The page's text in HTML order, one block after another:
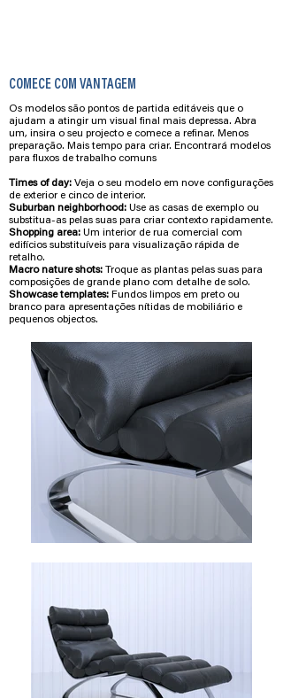
COMECE COM VANTAGEM
​Os modelos são pontos de partida editáveis que o
ajudam a atingir um visual final mais depressa. Abra
um, insira o seu projecto e comece a refinar. Menos
preparação. Mais tempo para criar. Encontrará modelos
para fluxos de trabalho comuns
Times of day: Veja o seu modelo em nove configurações
de exterior e cinco de interior.
Suburban neighborhood: Use as casas de exemplo ou
substitua-as pelas suas para criar contexto rapidamente.
Shopping area: Um interior de rua comercial com
edifícios substituíveis para visualização rápida de
retalho.
Macro nature shots: Troque as plantas pelas suas para
composições de grande plano com detalhe de solo.
Showcase templates: Fundos limpos em preto ou
branco para apresentações nítidas de mobiliário e
pequenos objectos.